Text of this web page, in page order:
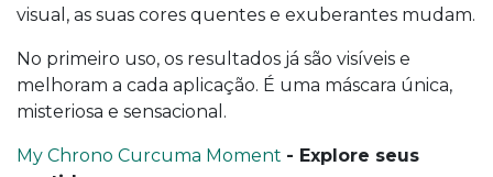
visual, as suas cores quentes e exuberantes mudam.
No primeiro uso, os resultados já são visíveis e
melhoram a cada aplicação. É uma máscara única,
misteriosa e sensacional.
My Chrono Curcuma Moment - Explore seus